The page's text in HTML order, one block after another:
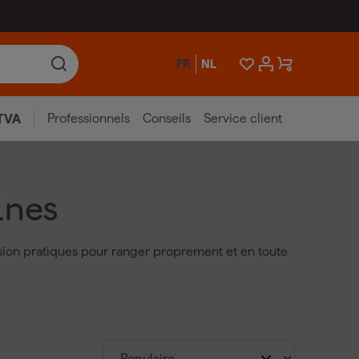
FR NL
Professionnels Conseils Service client
pratiques pour ranger proprement et en toute
supports pour machines sont :
etBosch.